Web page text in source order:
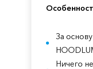
За
Ничего